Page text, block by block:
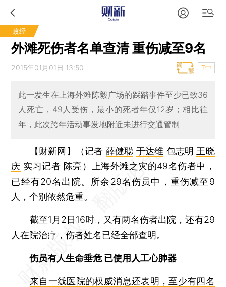
政经
外滩死伤者名单查清 重伤减至9名
2015年01月01日 13:50 T中
此一发生在上海外滩陈毅广场的踩踏事件至少已致36
人死亡，49人受伤，最小的死者年仅12岁；相比往
年，此次跨年活动事发地附近未进行交通管制
【财新网】（记者 薛健聪 于达维 包志明 王晓
庆 实习记者 陈亮）
上海外滩之灾的49名伤者中，
已经有20名出院。所余29名伤员中，重伤减至9
人，个别依然危重。
截至1月2日16时，又有两名伤者出院，还有29
人在院治疗，伤者姓名已经全部查明。
伤员有人生命垂危 已使用人工心肺器
来自一线医院的权威消息还表明，至少有四名